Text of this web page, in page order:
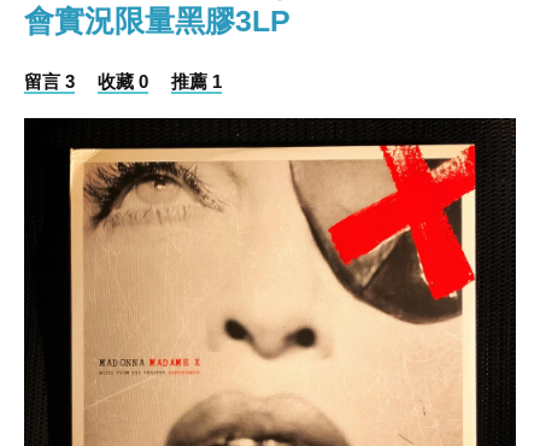
會實況限量黑膠3LP
留言 3 收藏 0 推薦 1